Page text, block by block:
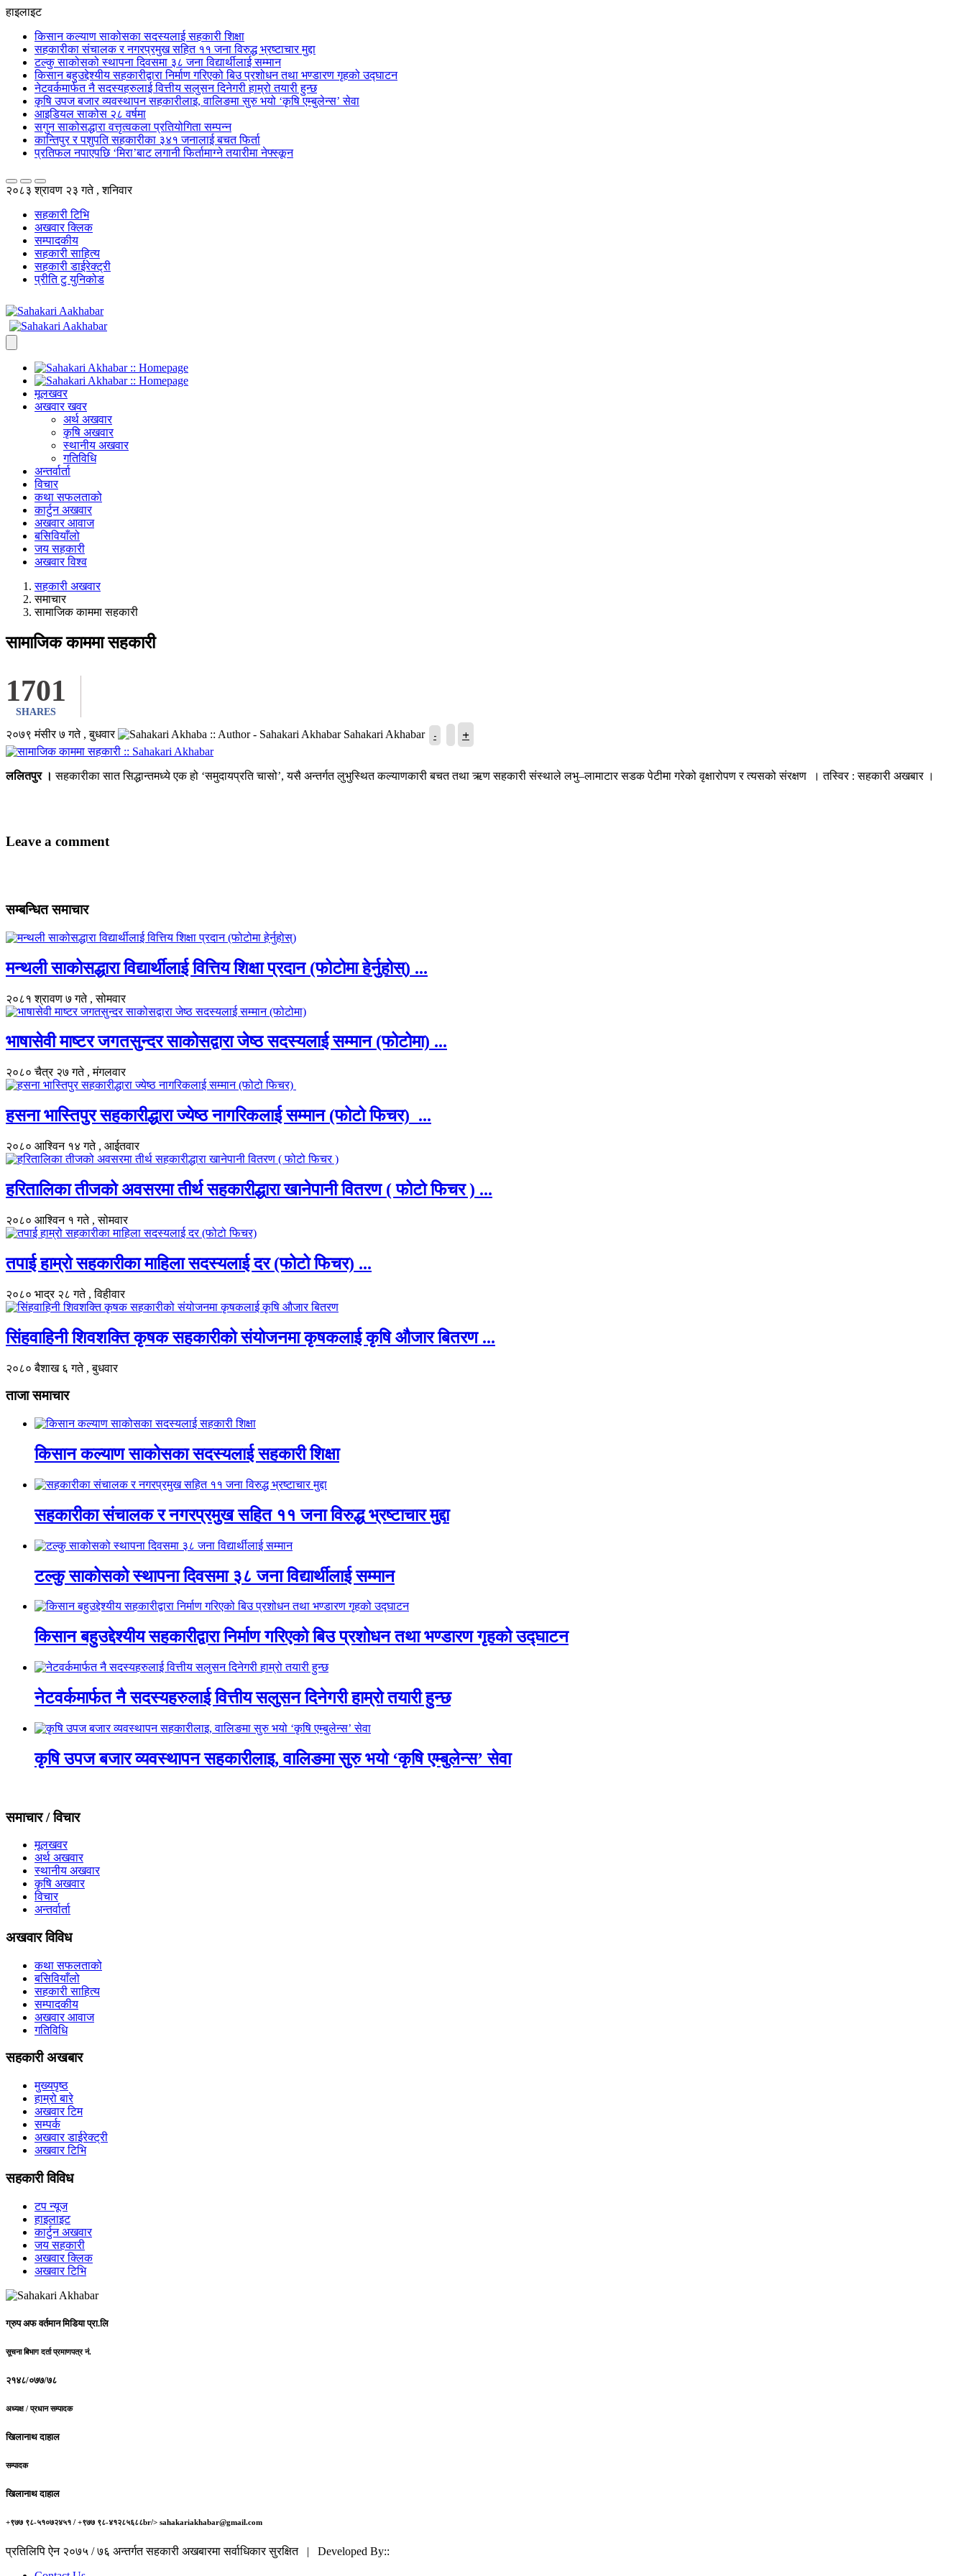
हाइलाइट
किसान कल्याण साकोसका सदस्यलाई सहकारी शिक्षा
सहकारीका संचालक र नगरप्रमुख सहित ११ जना विरुद्ध भ्रष्टाचार मुद्दा
टल्कु साकोसको स्थापना दिवसमा ३८ जना विद्यार्थीलाई सम्मान
किसान बहुउद्देश्यीय सहकारीद्वारा निर्माण गरिएको बिउ प्रशोधन तथा भण्डारण गृहको उद्घाटन
नेटवर्कमार्फत नै सदस्यहरुलाई वित्तीय सलुसन दिनेगरी हाम्रो तयारी हुन्छ
कृषि उपज बजार व्यवस्थापन सहकारीलाइ, वालिङमा सुरु भयो ‘कृषि एम्बुलेन्स’ सेवा
आइडियल साकोस २८ वर्षमा
सगुन साकोसद्धारा वत्तृत्वकला प्रतियोगिता सम्पन्न
कान्तिपुर र पशुपति सहकारीका ३४१ जनालाई बचत फिर्ता
प्रतिफल नपाएपछि ‘मिरा’बाट लगानी फिर्तामाग्ने तयारीमा नेफ्स्कून
२०८३ श्रावण २३ गते , शनिवार
सहकारी टिभि
अखवार क्लिक
सम्पादकीय
सहकारी साहित्य
सहकारी डाईरेक्ट्री
प्रीति टु युनिकोड
मूलखवर
अखवार खवर
अर्थ अखवार
कृषि अखवार
स्थानीय अखवार
गतिविधि
अन्तर्वार्ता
विचार
कथा सफलताको
कार्टुन अखवार
अखवार आवाज
बसिवियाँलो
जय सहकारी
अखवार विश्व
सहकारी अखवार
समाचार
सामाजिक काममा सहकारी
सामाजिक काममा सहकारी
1701
SHARES
२०७९ मंसीर ७ गते , बुधवार Sahakari Akhabar - +
ललितपुर । सहकारीका सात सिद्धान्तमध्ये एक हो ‘समुदायप्रति चासो’, यसै अन्तर्गत लुभुस्थित कल्याणकारी बचत तथा ऋण सहकारी संस्थाले लभु–लामाटार सडक पेटीमा गरेको वृक्षारोपण र त्यसको संरक्षण । तस्विर : सहकारी अखबार ।
Leave a comment
सम्बन्धित समाचार
मन्थली साकोसद्धारा विद्यार्थीलाई वित्तिय शिक्षा प्रदान (फोटोमा हेर्नुहोस्) ...
२०८१ श्रावण ७ गते , सोमवार
भाषासेवी माष्टर जगतसुन्दर साकोसद्वारा जेष्ठ सदस्यलाई सम्मान (फोटोमा) ...
२०८० चैत्र २७ गते , मंगलवार
हसना भास्तिपुर सहकारीद्धारा ज्येष्ठ नागरिकलाई सम्मान (फोटो फिचर) ...
२०८० आश्विन १४ गते , आईतवार
हरितालिका तीजको अवसरमा तीर्थ सहकारीद्धारा खानेपानी वितरण ( फोटो फिचर ) ...
२०८० आश्विन १ गते , सोमवार
तपाई हाम्रो सहकारीका माहिला सदस्यलाई दर (फोटो फिचर) ...
२०८० भाद्र २८ गते , विहीवार
सिंहवाहिनी शिवशक्ति कृषक सहकारीको संयोजनमा कृषकलाई कृषि औजार बितरण ...
२०८० बैशाख ६ गते , बुधवार
ताजा समाचार
किसान कल्याण साकोसका सदस्यलाई सहकारी शिक्षा
सहकारीका संचालक र नगरप्रमुख सहित ११ जना विरुद्ध भ्रष्टाचार मुद्दा
टल्कु साकोसको स्थापना दिवसमा ३८ जना विद्यार्थीलाई सम्मान
किसान बहुउद्देश्यीय सहकारीद्वारा निर्माण गरिएको बिउ प्रशोधन तथा भण्डारण गृहको उद्घाटन
नेटवर्कमार्फत नै सदस्यहरुलाई वित्तीय सलुसन दिनेगरी हाम्रो तयारी हुन्छ
कृषि उपज बजार व्यवस्थापन सहकारीलाइ, वालिङमा सुरु भयो ‘कृषि एम्बुलेन्स’ सेवा
समाचार / विचार
मूलखवर
अर्थ अखवार
स्थानीय अखवार
कृषि अखवार
विचार
अन्तर्वार्ता
अखवार विविध
कथा सफलताको
बसिवियाँलो
सहकारी साहित्य
सम्पादकीय
अखवार आवाज
गतिविधि
सहकारी अखबार
मुख्यपृष्ठ
हाम्रो बारे
अखवार टिम
सम्पर्क
अखवार डाईरेक्ट्री
अखवार टिभि
सहकारी विविध
टप न्यूज
हाइलाइट
कार्टुन अखवार
जय सहकारी
अखवार क्लिक
अखवार टिभि
ग्रुप अफ वर्तमान मिडिया प्रा.लि
सूचना बिभाग दर्ता प्रमाणपत्र नं.
२१४८/०७७/७८
अध्यक्ष / प्रधान सम्पादक
खिलानाथ दाहाल
सम्पादक
खिलानाथ दाहाल
+९७७ ९८-५१०७२४५१ / +९७७ ९८-४१२८५६८८br/> sahakariakhabar@gmail.com
प्रतिलिपि ऐन २०७५ / ७६ अन्तर्गत सहकारी अखबारमा सर्वाधिकार सुरक्षित | Developed By::